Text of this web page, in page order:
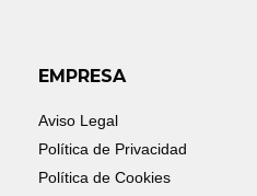
EMPRESA
Aviso Legal
Política de Privacidad
Política de Cookies